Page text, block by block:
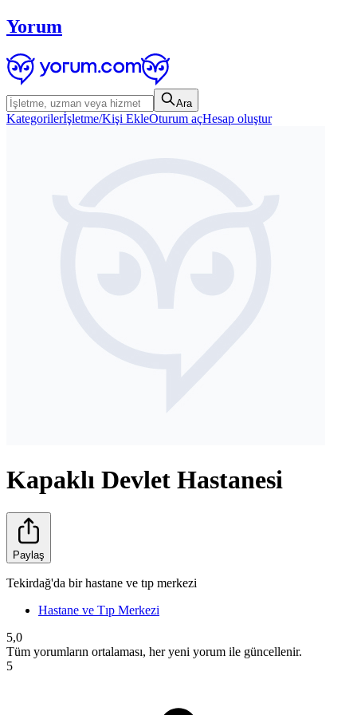
Yorum
Ara
Kategorilerİşletme/Kişi EkleOturum açHesap oluştur
Kapaklı Devlet Hastanesi
Paylaş
Tekirdağ'da bir hastane ve tıp merkezi
Hastane ve Tıp Merkezi
5,0
Tüm yorumların ortalaması, her yeni yorum ile güncellenir.
5